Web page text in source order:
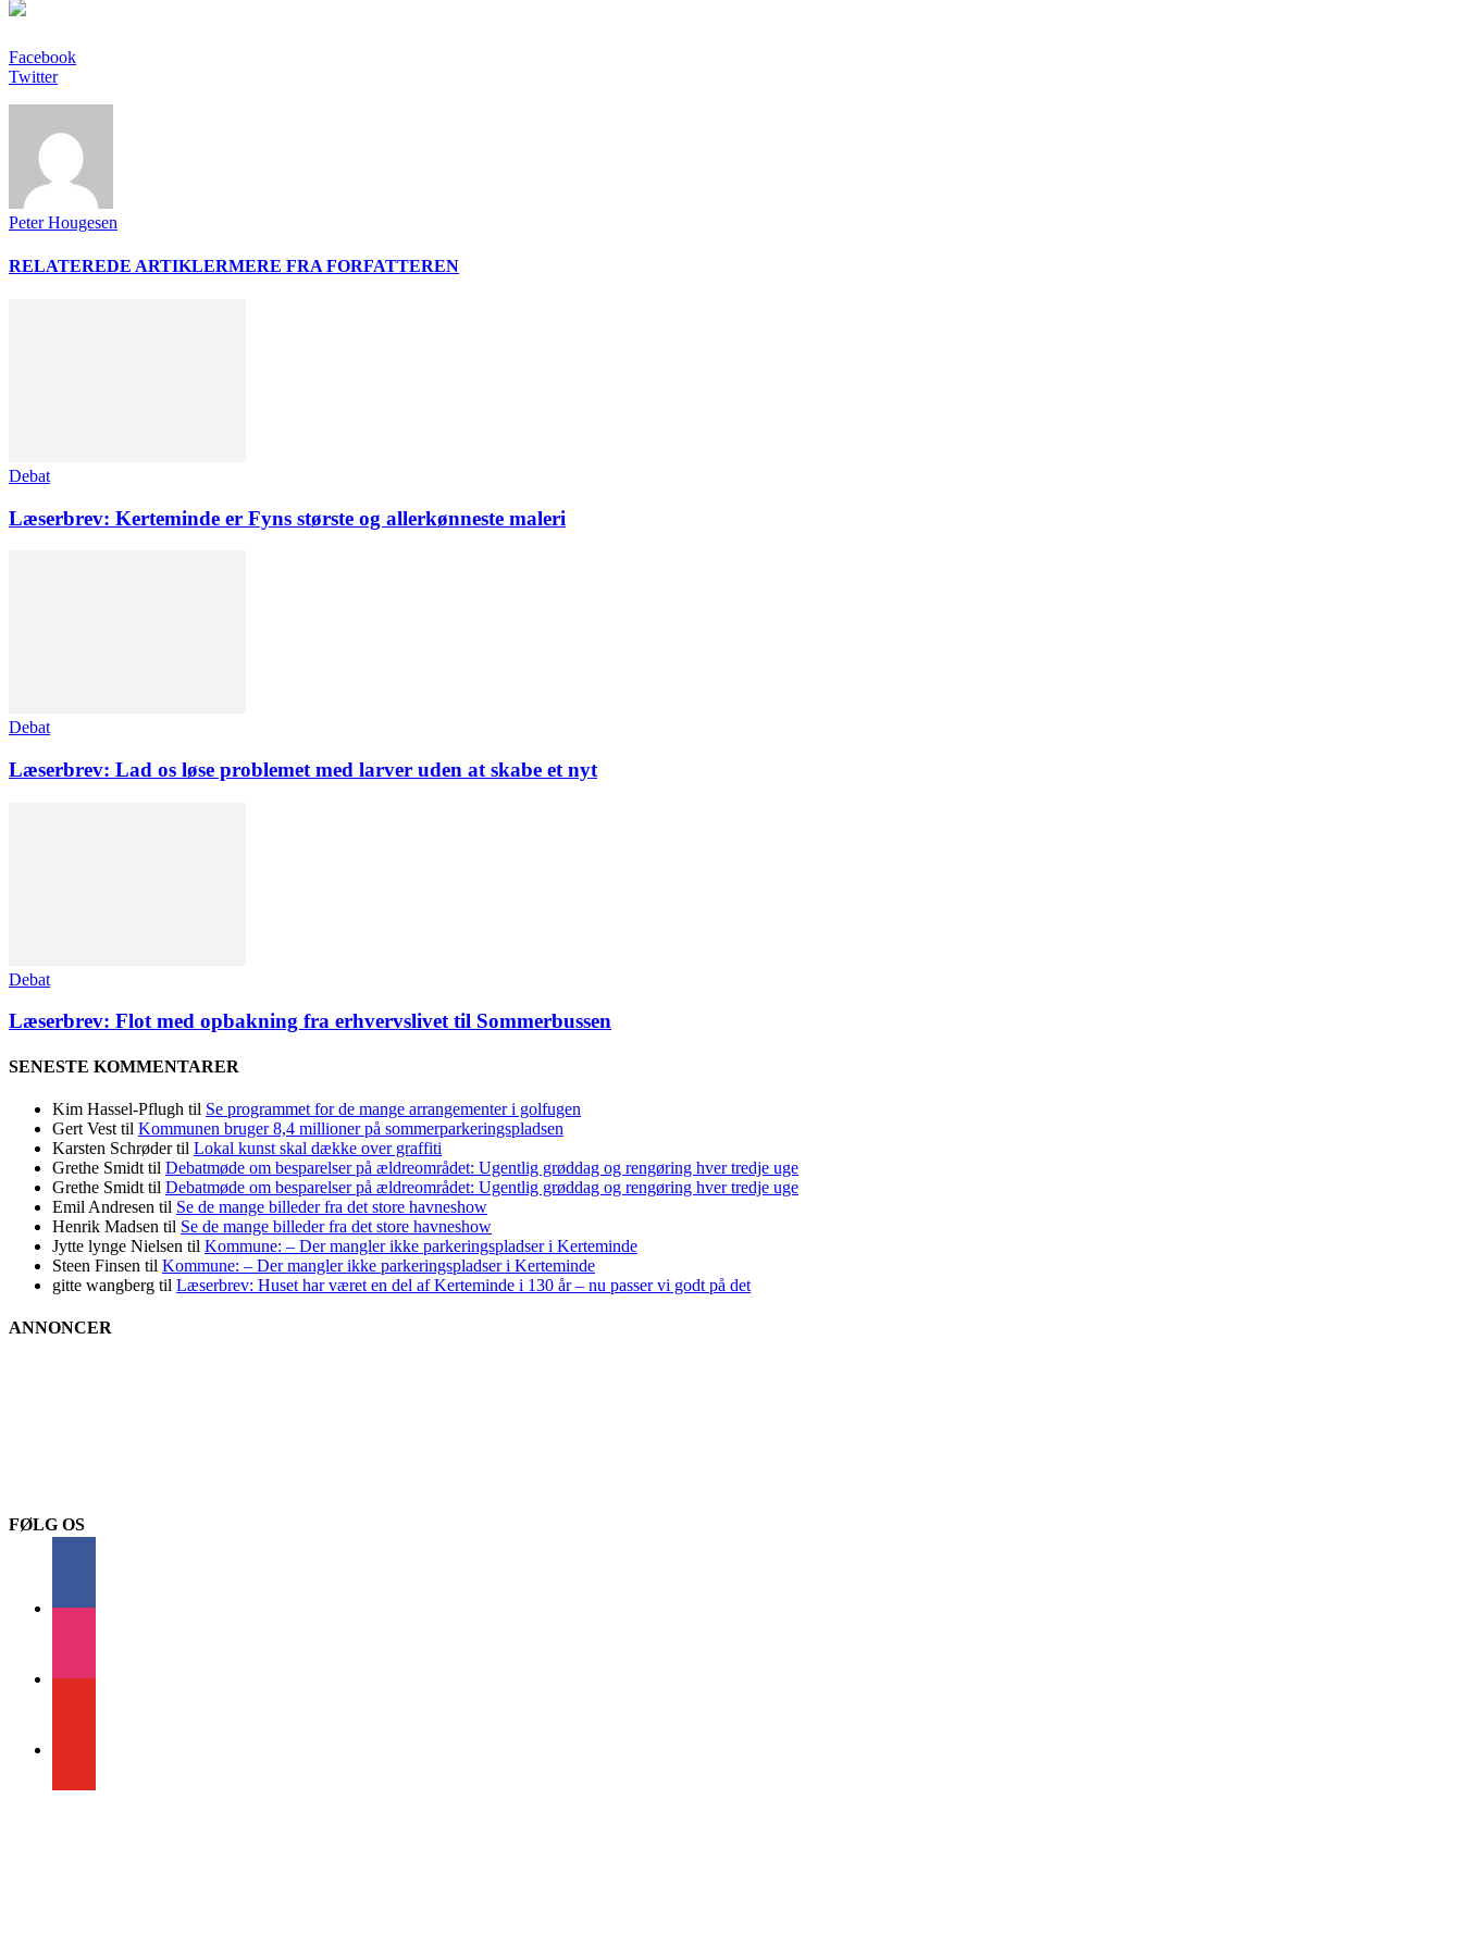
Facebook
Twitter
Peter Hougesen
RELATEREDE ARTIKLERMERE FRA FORFATTEREN
Debat
Læserbrev: Kerteminde er Fyns største og allerkønneste maleri
Debat
Læserbrev: Lad os løse problemet med larver uden at skabe et nyt
Debat
Læserbrev: Flot med opbakning fra erhvervslivet til Sommerbussen
SENESTE KOMMENTARER
Kim Hassel-Pflugh til Se programmet for de mange arrangementer i golfugen
Gert Vest til Kommunen bruger 8,4 millioner på sommerparkeringspladsen
Karsten Schrødertil Lokal kunst skal dække over graffiti
Grethe Smidt til Debatmøde om besparelser på ældreområdet: Ugentlig grøddag og rengøring hver tredje uge
Grethe Smidt til Debatmøde om besparelser på ældreområdet: Ugentlig grøddag og rengøring hver tredje uge
Emil Andresen til Se de mange billeder fra det store havneshow
Henrik Madsen til Se de mange billeder fra det store havneshow
Jytte lynge Nielsen til Kommune: – Der mangler ikke parkeringspladser i Kerteminde
Steen Finsen til Kommune: – Der mangler ikke parkeringspladser i Kerteminde
gitte wangberg til Læserbrev: Huset har været en del af Kerteminde i 130 år – nu passer vi godt på det
ANNONCER
FØLG OS